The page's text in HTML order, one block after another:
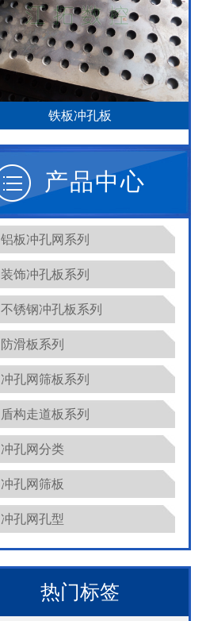
铁板冲孔板
产品中心
铝板冲孔网系列
装饰冲孔板系列
不锈钢冲孔板系列
防滑板系列
冲孔网筛板系列
盾构走道板系列
冲孔网分类
冲孔网筛板
冲孔网孔型
热门标签